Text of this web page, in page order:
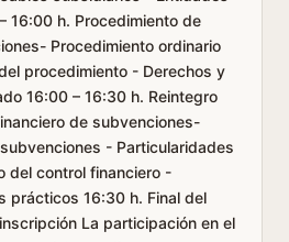
16:00 h. Procedimiento de
Procedimiento ordinario
procedimiento - Derechos y
16:00 – 16:30 h. Reintegro
de subvenciones-
- Particularidades
del control financiero -
prácticos 16:30 h. Final del
La participación en el